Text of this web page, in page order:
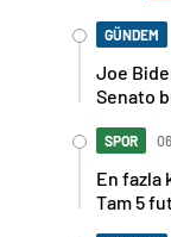
GÜNDEM
Joe
Senato
SPOR
En fazla
Tam 5